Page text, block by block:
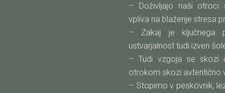
– Doživljajo naši otroci
vpliva na blaženje stresa
– Zakaj je ključnega
ustvarjalnost tudi izven
– Tudi vzgoja se skozi
otrokom skozi avtentično
– Stopimo v peskovnik,